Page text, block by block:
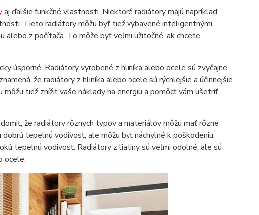
aj ďalšie funkčné vlastnosti. Niektoré radiátory majú napríklad
Tieto radiátory môžu byť tiež vybavené inteligentnými
z počítača. To môže byť veľmi užitočné, ak chcete
úsporné. Radiátory vyrobené z hliníka alebo ocele sú zvyčajne
že radiátory z hliníka alebo ocele sú rýchlejšie a účinnejšie
tiež znížiť vaše náklady na energiu a pomôcť vám ušetriť
že radiátory rôznych typov a materiálov môžu mať rôzne
tepelnú vodivosť, ale môžu byť náchylné k poškodeniu.
tepelnú vodivosť. Radiátory z liatiny sú veľmi odolné, ale sú
ocele.